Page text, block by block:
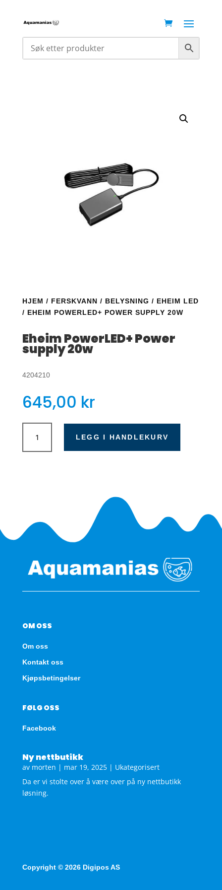
HJEM / FERSKVANN / BELYSNING / EHEIM LED
/ EHEIM POWERLED+ POWER SUPPLY 20W
Eheim PowerLED+ Power
supply 20w
4204210
645,00 kr
Eheim
PowerLED+
Power
LEGG I HANDLEKURV
OM OSS
Om oss
Kontakt oss
Kjøpsbetingelser
FØLG OSS
Facebook
Ny nettbutikk
av morten | mar 19, 2025| Ukategorisert
Da er vi stolte over å være over på ny nettbutikk
løsning.
Copyright © 2026 Digipos AS